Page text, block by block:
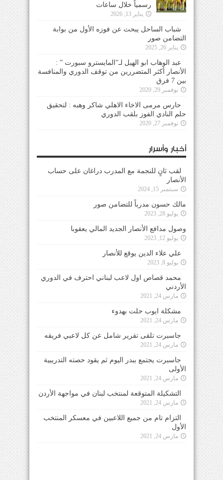
رسمياً خلال ساعات
يناير 13, 2026
شباب الساحل يبحث عن فوزه الأول من بوابة
التضامن صور
يناير 26, 2025
عبد الوهاب ابو الهيل لـ”المايسترو سبورت ” :
الأنصار أكثر المتضررين من توقف الدوري والمنافسة
بين 7 فرق
نوفمبر 29, 2020
حارس مرمى الاخاء الاهلي شاكر وهبه : لتحقيق
حلم النادي الفوز بلقب الدوري
نوفمبر 27, 2020
أخبار وأسرار
لقب ثانٍ للنجمة مع المدرب دراغان على حساب
الأنصار
سبتمبر 15, 2024
مالك حسون مدرباً للتضامن صور
يوليو 28, 2023
وصول مدافع الأنصار الجديد المالي يعقوبا
يوليو 12, 2023
علي علاء الدين يوقع للأنصار
يوليو 8, 2023
محمد قصاص اول لاعب لبناني احترف في الدوري
الأردني
مارس 24, 2021
مشكلة ايوب حلت بهدوء
مارس 24, 2021
جاسبرت تلقى تقرير شامل عن كل لاعبي فريقه
مارس 24, 2021
جاسبرت يجتمع ببدر اليوم ثم يقود حصته التدريبية
الأولى
مارس 24, 2021
التشكيلة المتوقعة لمنتخب لبنان في مواجهة الأردن
مارس 24, 2021
التزام تام من جميع اللاعبين في معسكر المنتخب
الأول
مارس 24, 2021